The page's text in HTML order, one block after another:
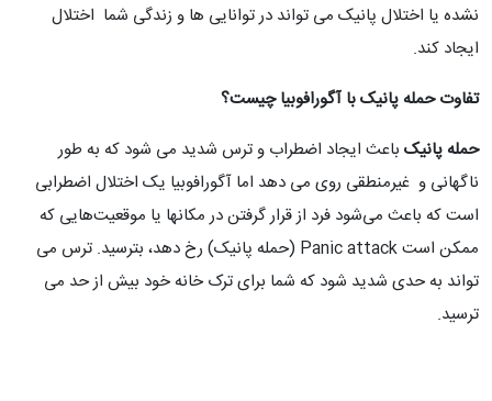
نشده یا اختلال پانیک می تواند در توانایی ها و زندگی شما اختلال
ایجاد کند.
تفاوت حمله پانیک با آگورافوبیا چیست؟
حمله پانیک باعث ایجاد اضطراب و ترس شدید می شود که به طور
ناگهانی و غیرمنطقی روی می دهد اما آگورافوبیا یک اختلال اضطرابی
است که باعث می‌شود فرد از قرار گرفتن در مکانها یا موقعیت‌هایی که
ممکن است Panic attack (حمله پانیک) رخ دهد، بترسید. ترس می
تواند به حدی شدید شود که شما برای ترک خانه خود بیش از حد می
ترسید.